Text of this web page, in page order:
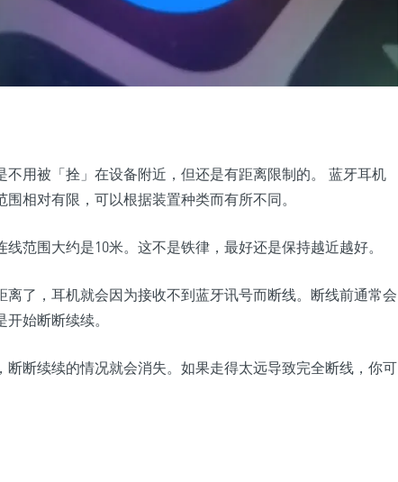
用被「拴」在设备附近，但还是有距离限制的。 蓝牙耳机
相对有限，可以根据装置种类而有所不同。
范围大约是10米。这不是铁律，最好还是保持越近越好。
了，耳机就会因为接收不到蓝牙讯号而断线。断线前通常会
始断断续续。
断断续续的情况就会消失。如果走得太远导致完全断线，你可